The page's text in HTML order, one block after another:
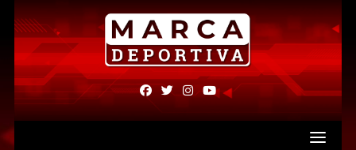
Skip
content
fab
fa-
fab
fa-
fab fab